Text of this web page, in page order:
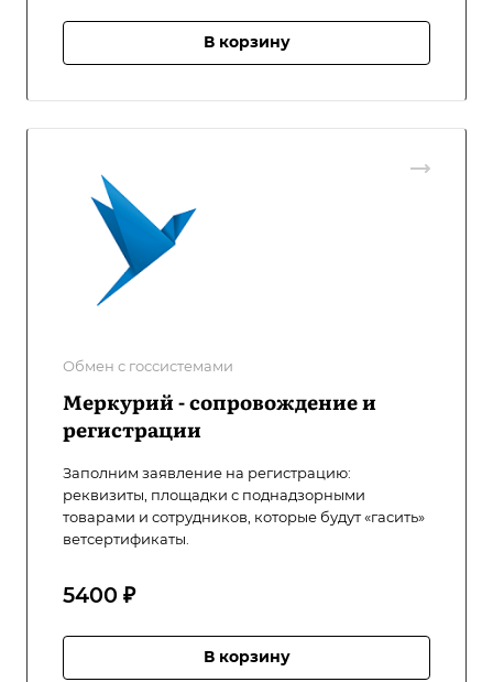
В корзину
Обмен с госсистемами
Меркурий - сопровождение и
регистрации
Заполним заявление на регистрацию:
реквизиты, площадки с поднадзорными
товарами и сотрудников, которые будут «гасить»
ветсертификаты.
5400 ₽
В корзину